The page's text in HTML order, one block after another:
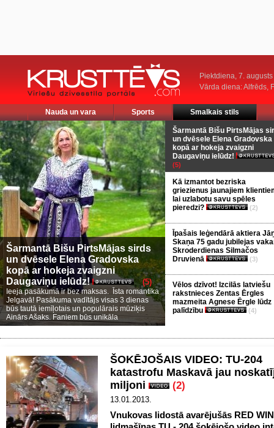
Piektdiena, 7. augusts
Vārda diena: Alfrēds,
Nauda un vara Sports Smalkais stils
Šarmantā Bišu PirtsMājas sirds
un dvēsele Elena Gradovska
kopā ar hokeja zvaigzni
Daugaviņu ielūdz!
(5)
Ieeja pasākumā ir bez maksas. Īsta romantika
Jelgavā! Pasākuma vadītājs visas 3 dienas
būs tautā iemīļotais un populārais mūziķis
Ainārs Ašaks. Faniem būs unikāla
Šarmantā Bišu PirtsMājas
un dvēsele Elena Gradovska
kopā ar hokeja zvaigzni
Daugaviņu ielūdz!
(5)
Kā izmantot bezriska
griezienus jaunajiem
lai uzlabotu savu spēles
pieredzi?
(2)
Īpašais leģendārā aktiera
Skaņa 75 gadu jubilejas
Skroderdienas Silmačos
Druvienā
(3)
Vēlos dzīvot! Izcilās latviešu
rakstnieces Zentas Ērgles
mazmeita Agnese Ērgle lūdz
palīdzību
(4)
ŠOKĒJOŠAIS VIDEO: TU-204
katastrofu Maskavā jau
miljoni
(2)
13.01.2013.
Vnukovas lidostā avarējušās RED